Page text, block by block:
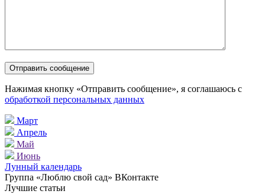
Нажимая кнопку «Отправить сообщение», я соглашаюсь с
обработкой персональных данных
Март
Апрель
Май
Июнь
Лунный календарь
Группа «Люблю свой сад» ВКонтакте
Лучшие статьи